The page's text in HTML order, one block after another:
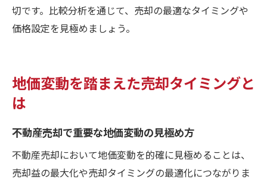
切です。比較分析を通じて、売却の最適なタイミングや
価格設定を見極めましょう。
地価変動を踏まえた売却タイミングと
は
不動産売却で重要な地価変動の見極め方
不動産売却において地価変動を的確に見極めることは、
売却益の最大化や売却タイミングの最適化につながりま